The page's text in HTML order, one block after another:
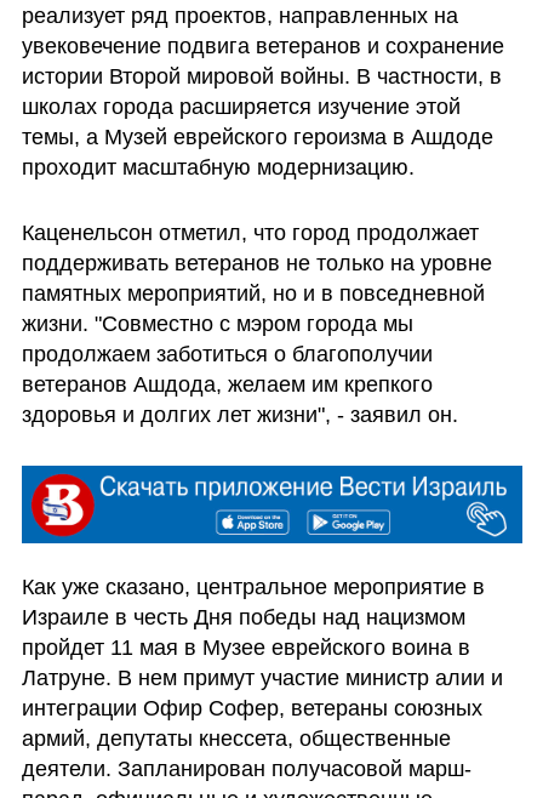
реализует ряд проектов, направленных на
увековечение подвига ветеранов и сохранение
истории Второй мировой войны. В частности, в
школах города расширяется изучение этой
темы, а Музей еврейского героизма в Ашдоде
проходит масштабную модернизацию.
Каценельсон отметил, что город продолжает
поддерживать ветеранов не только на уровне
памятных мероприятий, но и в повседневной
жизни. "Совместно с мэром города мы
продолжаем заботиться о благополучии
ветеранов Ашдода, желаем им крепкого
здоровья и долгих лет жизни", - заявил он.
Как уже сказано, центральное мероприятие в
Израиле в честь Дня победы над нацизмом
пройдет 11 мая в Музее еврейского воина в
Латруне. В нем примут участие министр алии и
интеграции Офир Софер, ветераны союзных
армий, депутаты кнессета, общественные
деятели. Запланирован получасовой марш-